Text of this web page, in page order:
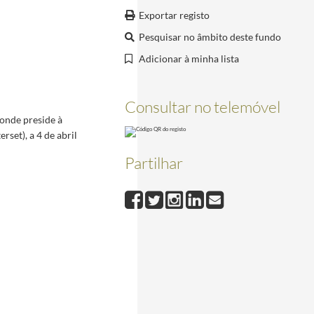
a 7 de janeiro de 2002
2002-01-07/2002-01-07
da Pesqueira e recebido a Chave de Honra da vila, a 2 de setembro de 20232023-09-02/
Exportar registo
Pesquisar no âmbito deste fundo
Adicionar à minha lista
Consultar no telemóvel
Partilhar
preside à
a 4 de abril